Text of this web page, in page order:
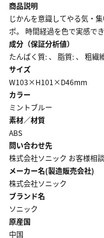
商品説明
じかんを意識してやる気・
ポ。 時間経過を色で実感でき
成分（保証分析値）
たんぱく質: 、 脂質: 、 粗繊
サイズ
W103×H101×D46mm
カラー
ミントブルー
素材／材質
ABS
問い合わせ先
株式会社ソニック お客様相
メーカー名(製造販売会社)
株式会社ソニック
ブランド名
ソニック
原産国
中国